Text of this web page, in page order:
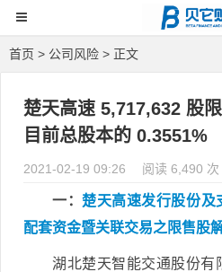
首页 > 公司风险 > 正文
楚天高速 5,717,632 股
目前总股本的 0.3551%
2021-02-19 09:26 阅读 6,490 次
一：楚天高速发行股份及
配套资金暨关联交易之限售股
湖北楚天智能交通股份